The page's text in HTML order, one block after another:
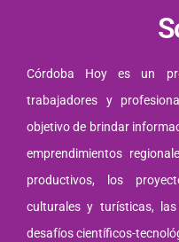
Córdoba Hoy es un
trabajadores y
objetivo de brindar
emprendimientos
productivos, los
culturales y turísticas,
desafíos científicos-